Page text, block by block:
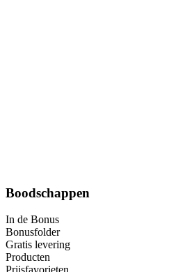
Boodschappen
In de Bonus
Bonusfolder
Gratis levering
Producten